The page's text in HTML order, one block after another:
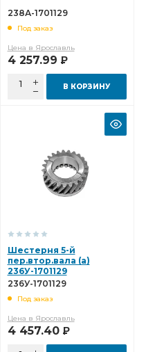
238А-1701129
Под заказ
Цена в Ярославль
4 257.99 Р
В КОРЗИНУ
Шестерня 5-й
пер.втор.вала (а)
236У-1701129
236У-1701129
Под заказ
Цена в Ярославль
4 457.40 Р